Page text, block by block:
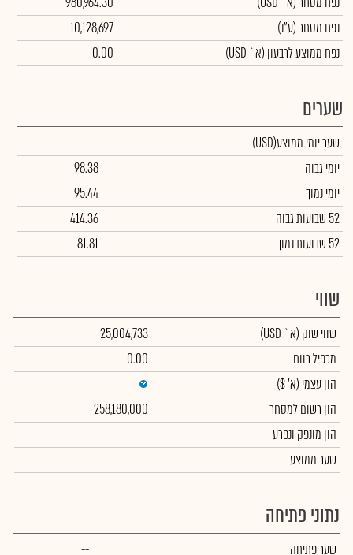
נפח מסחר(ע"נ)
10,128,697
נפח ממוצע לרבעון (א` USD)
0.00
שערים
שער יומי ממוצע(USD)
--
יומי גבוה
98.38
יומי נמוך
95.44
52 שבועות גבוה
414.36
52 שבועות נמוך
81.81
שווי
שווי שוק (א` USD)
25,004,733
מכפיל רווח
-0.00
הון עצמי (א' $)
הון רשום למסחר
258,180,000
הון מונפק ונפרע
שער ממוצע
--
נתוני פתיחה
שער פתיחה --